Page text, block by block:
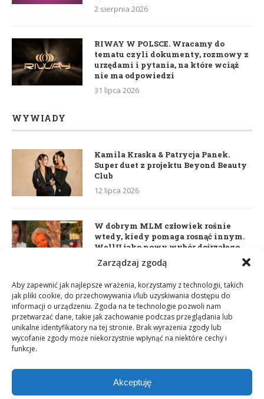
Zarządzaj zgodą
Aby zapewnić jak najlepsze wrażenia, korzystamy z technologii, takich
jak pliki cookie, do przechowywania i/lub uzyskiwania dostępu do
informacji o urządzeniu. Zgoda na te technologie pozwoli nam
przetwarzać dane, takie jak zachowanie podczas przeglądania lub
unikalne identyfikatory na tej stronie. Brak wyrażenia zgody lub
wycofanie zgody może niekorzystnie wpłynąć na niektóre cechy i
funkcje.
Akceptuję
2 sierpnia 2026
RIWAY W POLSCE. Wracamy do
tematu czyli dokumenty, rozmowy z
urzędami i pytania, na które wciąż
nie ma odpowiedzi
31 lipca 2026
WYWIADY
Kamila Kraska & Patrycja Panek.
Super duet z projektu Beyond Beauty
Club
12 lipca 2026
W dobrym MLM człowiek rośnie
wtedy, kiedy pomaga rosnąć innym.
WellU jako nowy wybór dojrzałego
lidera
Daria Dudzik. Kocham Cię
17 kwietnia 2026